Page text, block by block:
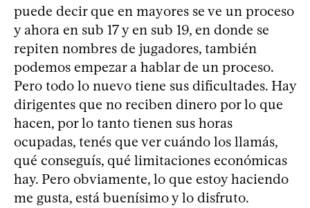
puede decir que en mayores se ve un proceso
y ahora en sub 17 y en sub 19, en donde se
repiten nombres de jugadores, también
podemos empezar a hablar de un proceso.
Pero todo lo nuevo tiene sus dificultades. Hay
dirigentes que no reciben dinero por lo que
hacen, por lo tanto tienen sus horas
ocupadas, tenés que ver cuándo los llamás,
qué conseguís, qué limitaciones económicas
hay. Pero obviamente, lo que estoy haciendo
me gusta, está buenísimo y lo disfruto.